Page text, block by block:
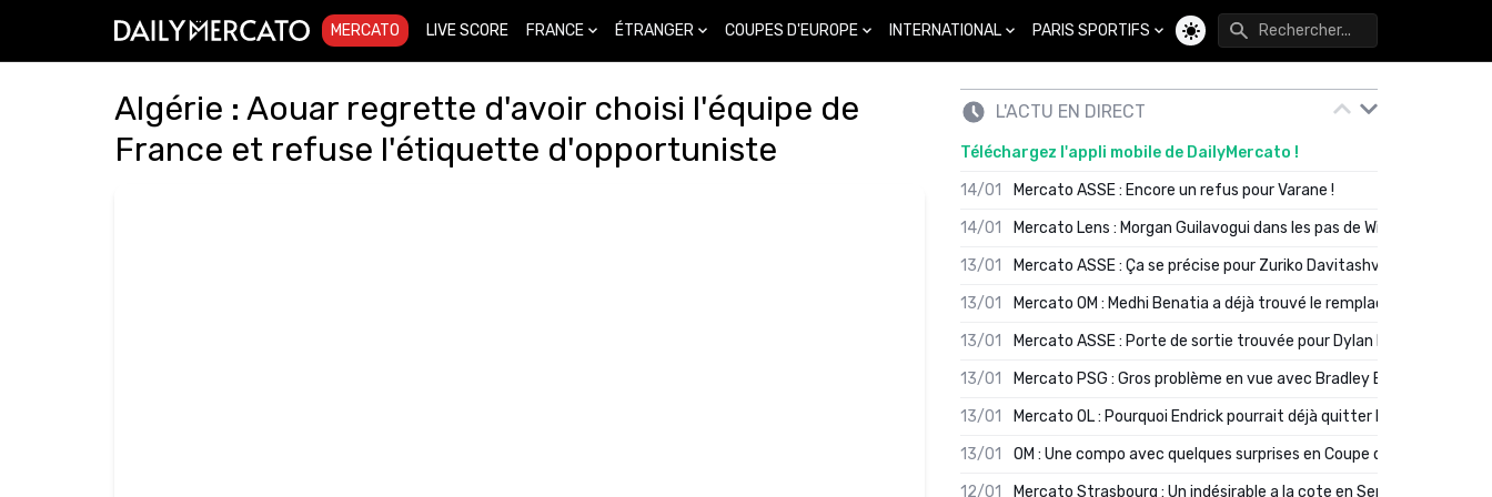
MERCATO LIVE SCORE FRANCE ÉTRANGER COUPES D'EUROPE INTERNATIONAL PARIS SPORTIFS
Changer de thème
Algérie : Aouar regrette d'avoir choisi l'équipe de
France et refuse l'étiquette d'opportuniste
L'ACTU EN DIRECT
Téléchargez l'appli mobile de DailyMercato !
14/01
Mercato ASSE : Encore un refus pour Varane !
14/01
Mercato Lens : Morgan Guilavogui dans les pas de Will Still ?
13/01
Mercato ASSE : Ça se précise pour Zuriko Davitashvili
13/01
Mercato OM : Medhi Benatia a déjà trouvé le remplaçant de Robinio
13/01
Mercato ASSE : Porte de sortie trouvée pour Dylan Batubinsika
13/01
Mercato PSG : Gros problème en vue avec Bradley Barcola ?
13/01
Mercato OL : Pourquoi Endrick pourrait déjà quitter Lyon en janvier
13/01
OM : Une compo avec quelques surprises en Coupe de France
12/01
Mercato Strasbourg : Un indésirable a la cote en Serie A